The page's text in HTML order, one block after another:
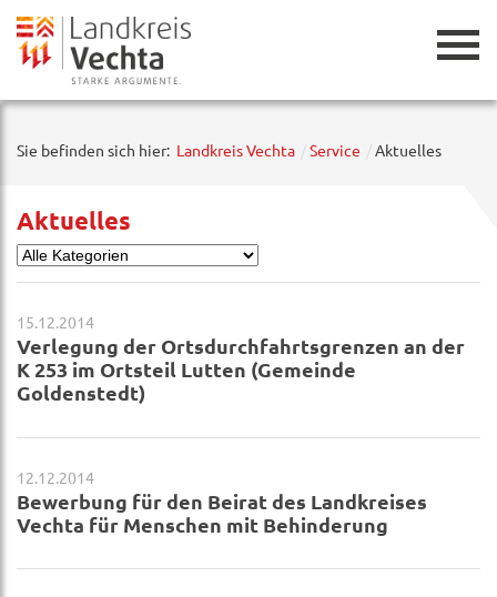
Sie befinden sich hier: Landkreis Vechta Service Aktuelles
Aktuelles
15.12.2014
Verlegung der Ortsdurchfahrtsgrenzen an der
K 253 im Ortsteil Lutten (Gemeinde
Goldenstedt)
12.12.2014
Bewerbung für den Beirat des Landkreises
Vechta für Menschen mit Behinderung